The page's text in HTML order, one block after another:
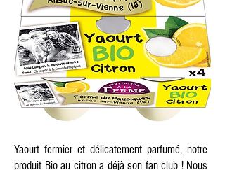
Yaourt fermier et délicatement parfumé, notre
produit Bio au citron a déjà son fan club ! Nous